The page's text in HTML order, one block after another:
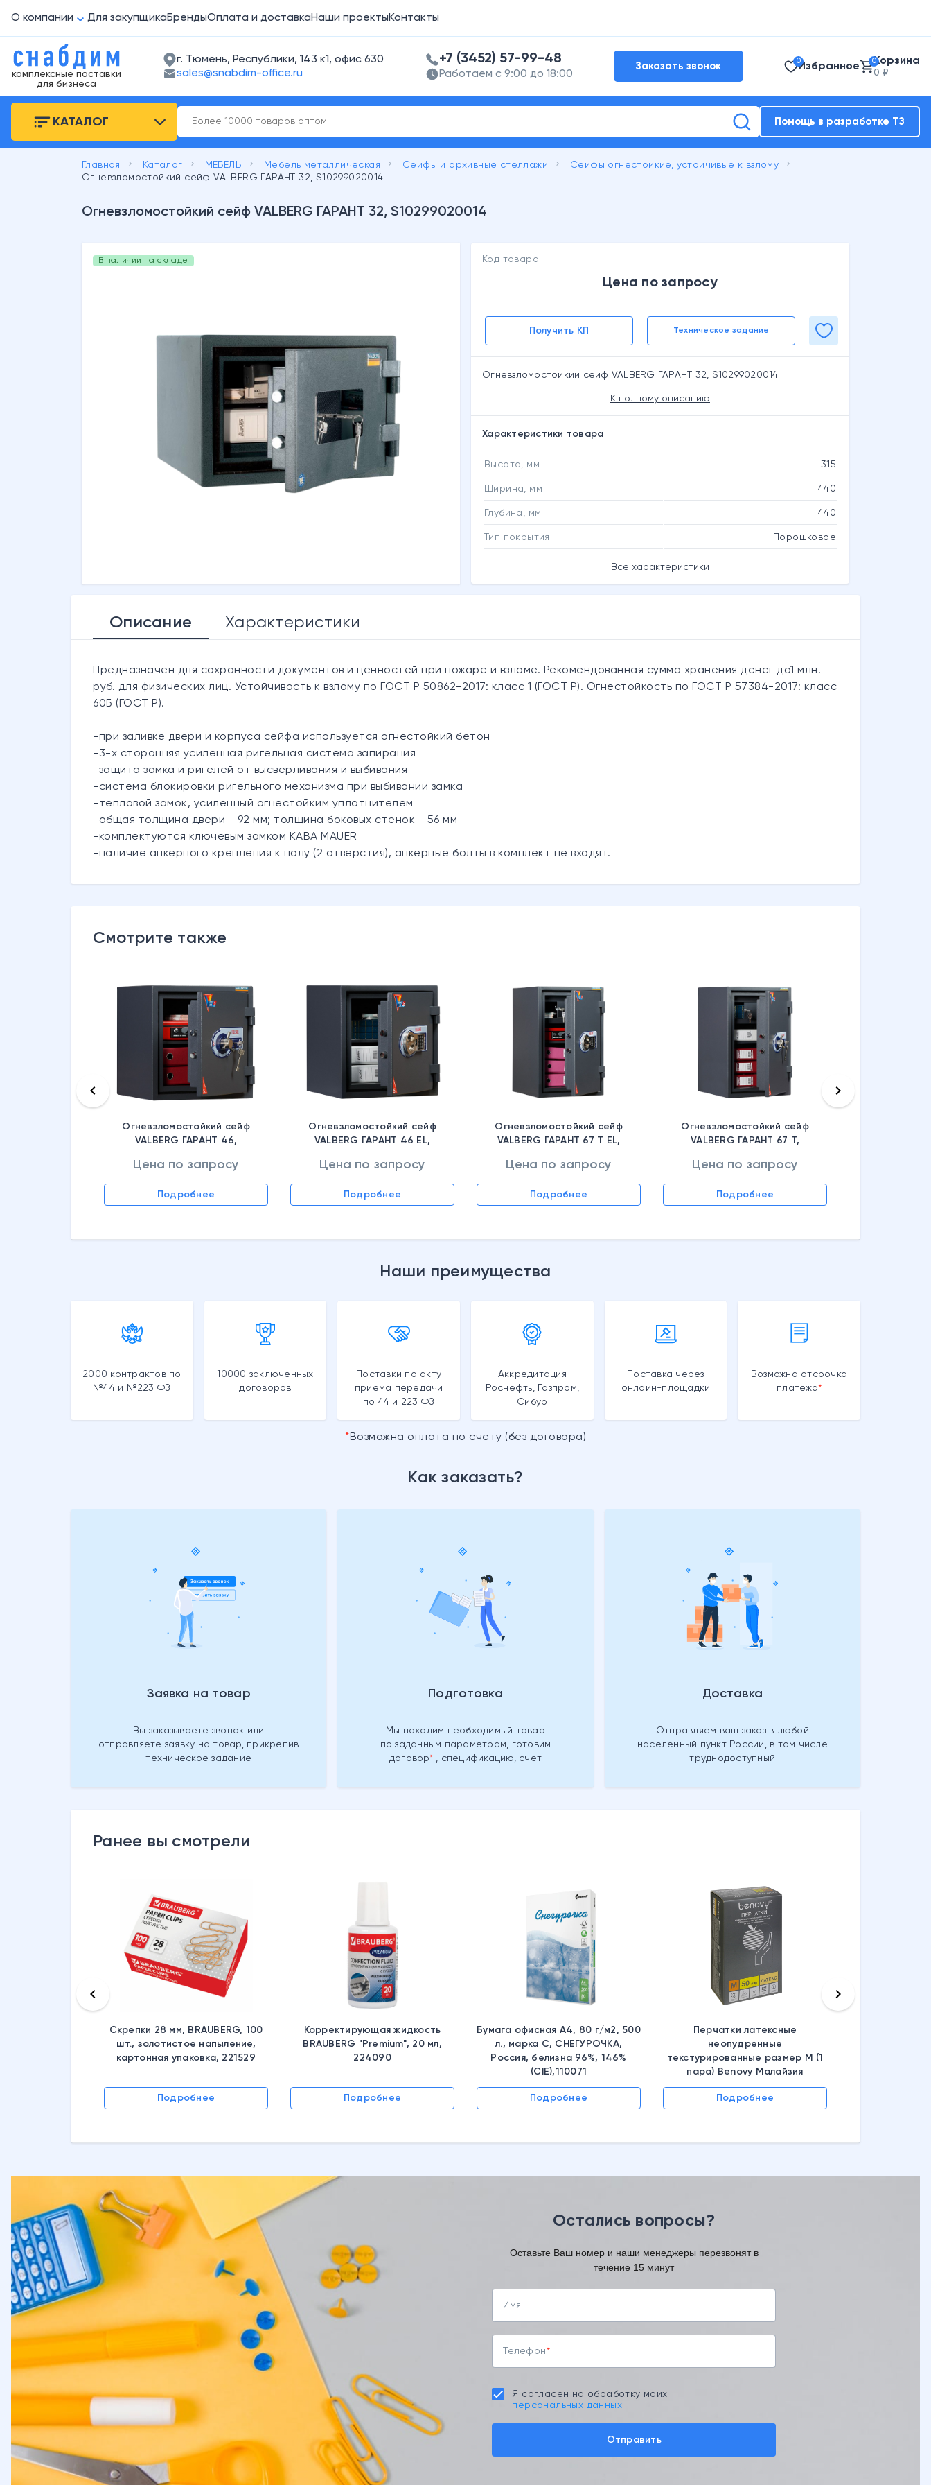
О компании Для закупщикаБрендыОплата и доставкаНаши проектыКонтакты
комплексные поставки
для бизнеса
г. Тюмень, Республики, 143 к1, офис 630
sales@snabdim-office.ru
+7 (3452) 57-99-48
Работаем с 9:00 до 18:00
Заказать звонок
0Избранное 0Корзина
0 ₽
КАТАЛОГ Помощь в разработке ТЗ
Главная keyboard_arrow_right Каталог keyboard_arrow_right МЕБЕЛЬ keyboard_arrow_right Мебель металлическая keyboard_arrow_right Сейфы и архивные стеллажи keyboard_arrow_right Сейфы огнестойкие, устойчивые к взлому keyboard_arrow_right
Огневзломостойкий сейф VALBERG ГАРАНТ 32, S10299020014
Огневзломостойкий сейф VALBERG ГАРАНТ 32, S10299020014
В наличии на складе Код товара
Цена по запросу
Получить КП Техническое задание
Огневзломостойкий сейф VALBERG ГАРАНТ 32, S10299020014
К полному описанию
Характеристики товара
Высота, мм 315
Ширина, мм 440
Глубина, мм 440
Тип покрытия Порошковое
Все характеристики
Описание Характеристики
Предназначен для сохранности документов и ценностей при пожаре и взломе. Рекомендованная сумма хранения денег до1 млн.
руб. для физических лиц. Устойчивость к взлому по ГОСТ Р 50862-2017: класс 1 (ГОСТ Р). Огнестойкость по ГОСТ Р 57384-2017: класс
60Б (ГОСТ Р).
-при заливке двери и корпуса сейфа используется огнестойкий бетон
-3-х сторонняя усиленная ригельная система запирания
-защита замка и ригелей от высверливания и выбивания
-система блокировки ригельного механизма при выбивании замка
-тепловой замок, усиленный огнестойким уплотнителем
-общая толщина двери - 92 мм; толщина боковых стенок - 56 мм
-комплектуются ключевым замком KABA MAUER
-наличие анкерного крепления к полу (2 отверстия), анкерные болты в комплект не входят.
Смотрите также
Огневзломостойкий сейф
VALBERG ГАРАНТ 46,
Цена по запросу
Подробнее
Огневзломостойкий сейф
VALBERG ГАРАНТ 46 EL,
Цена по запросу
Подробнее
Огневзломостойкий сейф
VALBERG ГАРАНТ 67 T EL,
Цена по запросу
Подробнее
Огневзломостойкий сейф
VALBERG ГАРАНТ 67 T,
Цена по запросу
Подробнее
keyboard_arrow_left keyboard_arrow_right
Наши преимущества
2000 контрактов по
№44 и №223 ФЗ
10000 заключенных
договоров
Поставки по акту
приема передачи
по 44 и 223 ФЗ
Аккредитация
Роснефть, Газпром,
Сибур
Поставка через
онлайн-площадки
Возможна отсрочка
платежа
Возможна оплата по счету (без договора)
Как заказать?
Заявка на товар
Вы заказываете звонок или
отправляете заявку на товар, прикрепив
техническое задание
Подготовка
Мы находим необходимый товар
по заданным параметрам, готовим
договор , спецификацию, счет
Доставка
Отправляем ваш заказ в любой
населенный пункт России, в том числе
труднодоступный
Ранее вы смотрели
Скрепки 28 мм, BRAUBERG, 100
шт., золотистое напыление,
картонная упаковка, 221529
Подробнее
Корректирующая жидкость
BRAUBERG "Premium", 20 мл,
224090
Подробнее
Бумага офисная А4, 80 г/м2, 500
л., марка С, СНЕГУРОЧКА,
Россия, белизна 96%, 146%
(CIE),110071
Подробнее
Перчатки латексные
неопудренные
текстурированные размер M (1
пара) Benovy Малайзия
Подробнее
keyboard_arrow_left keyboard_arrow_right
Остались вопросы?
Оставьте Ваш номер и наши менеджеры перезвонят в
течение 15 минут
Имя
Телефон
Я согласен на обработку моих
персональных данных
Отправить